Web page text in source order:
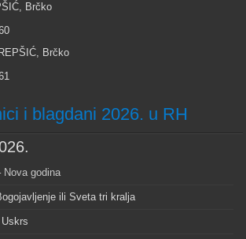
Brčko
Brčko
i blagdani 2026. u RH
Nova godina
ili Sveta tri kralja